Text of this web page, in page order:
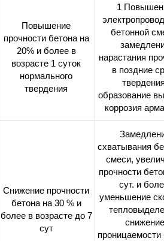
Повышение
прочности бетона на
20% и более в
возрасте 1 суток
нормального
твердения
1
бетонной
нарастания
в поздние
образование
коррозия
Снижение прочности
бетона на 30 % и
более в возрасте до 7
сут
схватывания
смеси,
прочности
сут. и
уменьшение
снижение
проницаемости